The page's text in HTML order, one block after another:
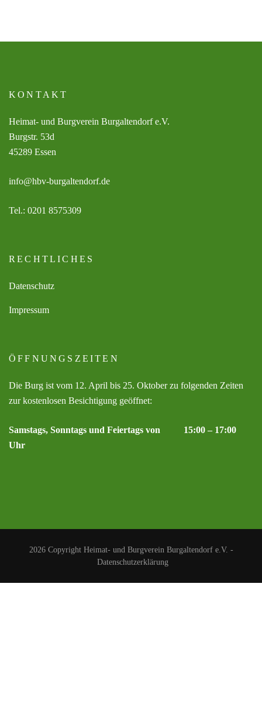
KONTAKT
Heimat- und Burgverein Burgaltendorf e.V.
Burgstr. 53d
45289 Essen
info@hbv-burgaltendorf.de
Tel.: 0201 8575309
RECHTLICHES
Datenschutz
Impressum
ÖFFNUNGSZEITEN
Die Burg ist vom 12. April bis 25. Oktober zu folgenden Zeiten
zur kostenlosen Besichtigung geöffnet:
Samstags, Sonntags und Feiertags von 15:00 – 17:00
Uhr
2026 Copyright Heimat- und Burgverein Burgaltendorf e.V. -
Datenschutzerklärung